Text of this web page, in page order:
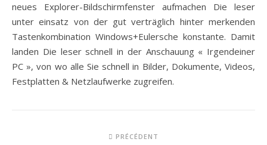
neues Explorer-Bildschirmfenster aufmachen Die leser
unter einsatz von der gut verträglich hinter merkenden
Tastenkombination Windows+Eulersche konstante. Damit
landen Die leser schnell in der Anschauung « Irgendeiner
PC », von wo alle Sie schnell in Bilder, Dokumente, Videos,
Festplatten & Netzlaufwerke zugreifen.
PRÉCÉDENT